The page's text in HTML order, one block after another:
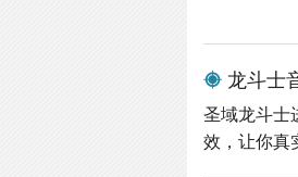
龙斗士
圣域龙斗士
效，让你真